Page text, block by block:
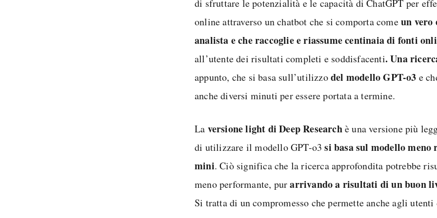
di sfruttare le potenzialità e le capacità di ChatGPT per
online attraverso un chatbot che si comporta comeun vero
analista e che raccoglie e riassume centinaia di fonti
all’utente dei risultati completi e soddisfacenti. Una
appunto, che si basa sull’utilizzodel modello GPT-o3 e
anche diversi minuti per essere portata a termine.
La versione light di Deep Researchè una versione più
di utilizzare il modello GPT-o3si basa sul modello meno
mini. Ciò significa che la ricerca approfondita potrebbe
meno performante, purarrivando a risultati di un buon
Si tratta di un compromesso che permette anche agli